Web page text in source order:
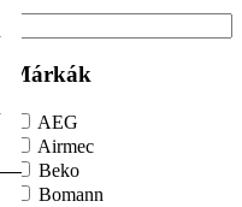
Márkák
AEG
Airmec
Beko
Bomann